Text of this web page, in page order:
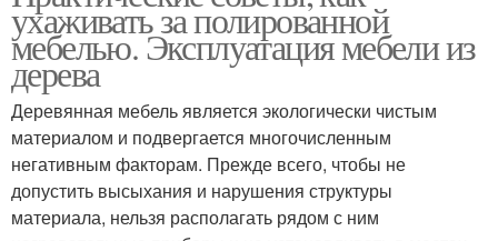
ухаживать за полированной
мебелью. Эксплуатация мебели из
дерева
Деревянная мебель является экологически чистым
материалом и подвергается многочисленным
негативным факторам. Прежде всего, чтобы не
допустить высыхания и нарушения структуры
материала, нельзя располагать рядом с ним